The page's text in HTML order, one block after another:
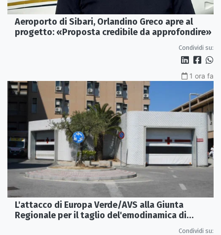
Aeroporto di Sibari, Orlandino Greco apre al
progetto: «Proposta credibile da approfondire»
Condividi su:
1 ora fa
L'attacco di Europa Verde/AVS alla Giunta
Regionale per il taglio del'emodinamica di
Condividi su: